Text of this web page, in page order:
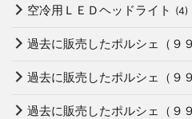
空冷用ＬＥＤヘッドライト (4)
過去に販売したポルシェ（９
過去に販売したポルシェ（９９
過去に販売したポルシェ（９９